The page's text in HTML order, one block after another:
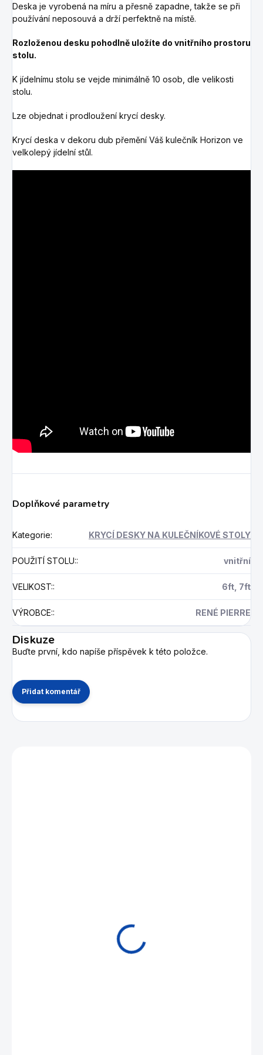
Deska je vyrobená na míru a přesně zapadne, takže se při
používání neposouvá a drží perfektně na místě.
Rozloženou desku pohodlně uložíte do vnitřního prostoru
stolu.
K jídelnímu stolu se vejde minimálně 10 osob, dle velikosti
stolu.
Lze objednat i prodloužení krycí desky.
Krycí deska v dekoru dub přemění Váš kulečník Horizon ve
velkolepý jídelní stůl.
Doplňkové parametry
Kategorie: KRYCÍ DESKY NA KULEČNÍKOVÉ STOLY
POUŽITÍ STOLU:: vnitřní
VELIKOST:: 6ft, 7ft
VÝROBCE:: RENÉ PIERRE
Diskuze
Buďte první, kdo napíše příspěvek k této položce.
Přidat komentář